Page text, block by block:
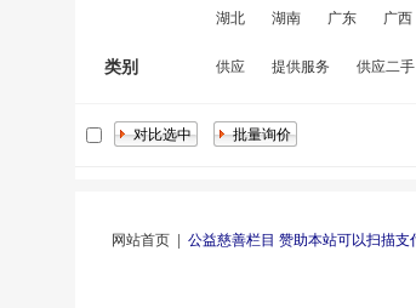
湖北
湖南 广东 广西
类别 供应 提供服务 供应二手
网站首页| 公益慈善栏目 赞助本站可以扫描支